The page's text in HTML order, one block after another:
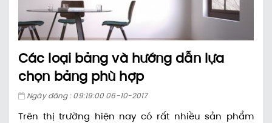
Các loại bảng và hướng dẫn lựa
chọn bảng phù hợp
Ngày đăng : 09:19:00 06-10-2017
Trên thị trường hiện nay có rất nhiều sản phẩm